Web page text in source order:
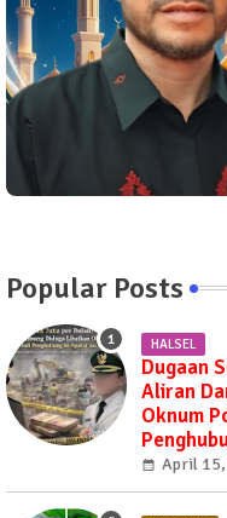
Popular Posts
HALSEL
Dugaan
Aliran
Oknum
April